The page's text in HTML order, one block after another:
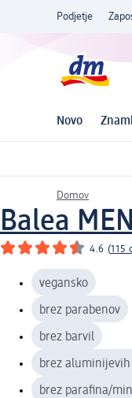
Podjetje
Novo
Domov
Balea MEN
4.6 (115
vegansko
brez parabenov
brez barvil
brez aluminijevih
brez parafina/